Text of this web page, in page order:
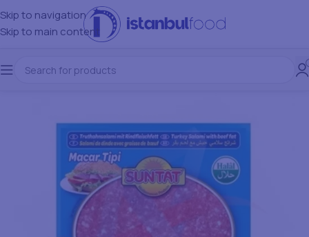
Skip to navigation
Skip to main content